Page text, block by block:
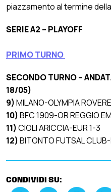
piazzamento al termine
SERIE A2 – PLAYOFF
PRIMO TURNO
SECONDO TURNO –
18/05)
9)MILANO-OLYMPIA
10)BFC 1909-OR REGGIO
11)CIOLI ARICCIA-EUR 1-3
12)BITONTO FUTSAL
CONDIVIDI SU: